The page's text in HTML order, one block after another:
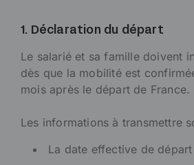
1. Déclaration du départ
Le salarié et sa famille doivent
dès que la mobilité est
mois après le départ de France.
Les informations à transmettre
La date effective de